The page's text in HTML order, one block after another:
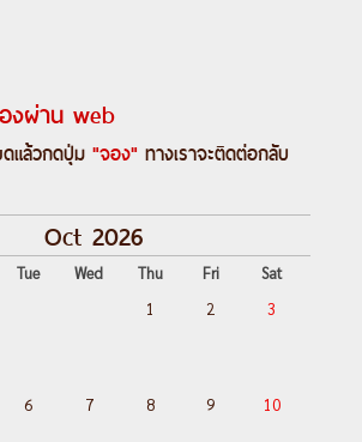
ซดอน-ทานอาหารค่ำพร้อมชมวิ
ยามค่ำคืน
กาะเก็บภาพกังหันลม-พิเศษ“ซี
อส-เรือเฟอร์รี่-เกาะซานโตริ
นส์-เก็บภาพสนามกีฬาแพนเอ
งผ่าน web
แล้วกดปุ่ม "จอง" ทางเราจะติดต่อกลับ
Oct 2026
Tue Wed Thu Fri
Sat
1
2 3
6 7 8 9 10